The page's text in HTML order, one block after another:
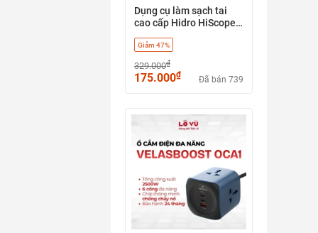
Dụng cụ làm sạch tai
cao cấp Hidro HiScope -
khiển
Giảm 47%
329.000₫
175.000₫ Đã bán 739